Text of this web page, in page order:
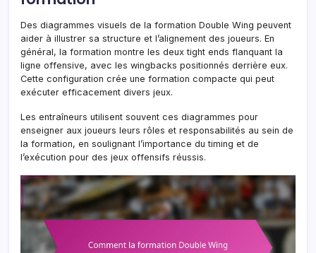
Des diagrammes visuels de la formation Double Wing peuvent
aider à illustrer sa structure et l’alignement des joueurs. En
général, la formation montre les deux tight ends flanquant la
ligne offensive, avec les wingbacks positionnés derrière eux.
Cette configuration crée une formation compacte qui peut
exécuter efficacement divers jeux.
Les entraîneurs utilisent souvent ces diagrammes pour
enseigner aux joueurs leurs rôles et responsabilités au sein de
la formation, en soulignant l’importance du timing et de
l’exécution pour des jeux offensifs réussis.